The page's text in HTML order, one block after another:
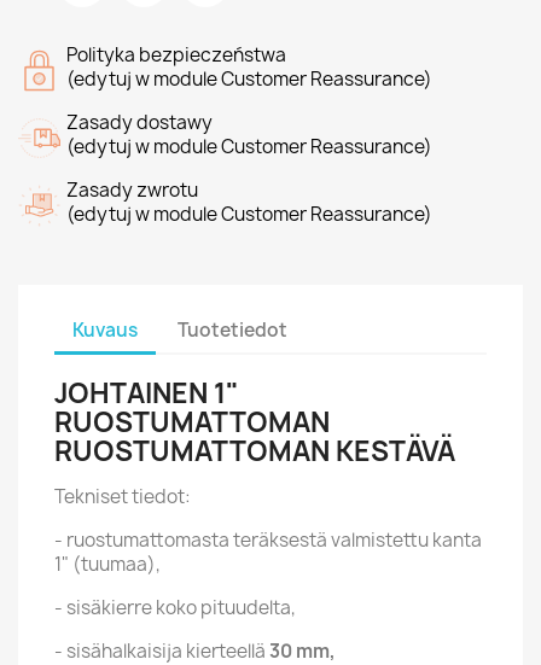
Polityka bezpieczeństwa
(edytuj w module Customer Reassurance)
Zasady dostawy
(edytuj w module Customer Reassurance)
Zasady zwrotu
(edytuj w module Customer Reassurance)
Kuvaus Tuotetiedot
JOHTAINEN 1"
RUOSTUMATTOMAN
RUOSTUMATTOMAN KESTÄVÄ
Tekniset tiedot:
- ruostumattomasta teräksestä valmistettu kanta
1" (tuumaa),
- sisäkierre koko pituudelta,
- sisähalkaisija kierteellä30 mm,